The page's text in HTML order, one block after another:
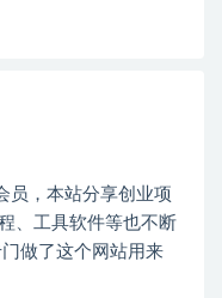
员，本站分享创业项
、工具软件等也不断
做了这个网站用来